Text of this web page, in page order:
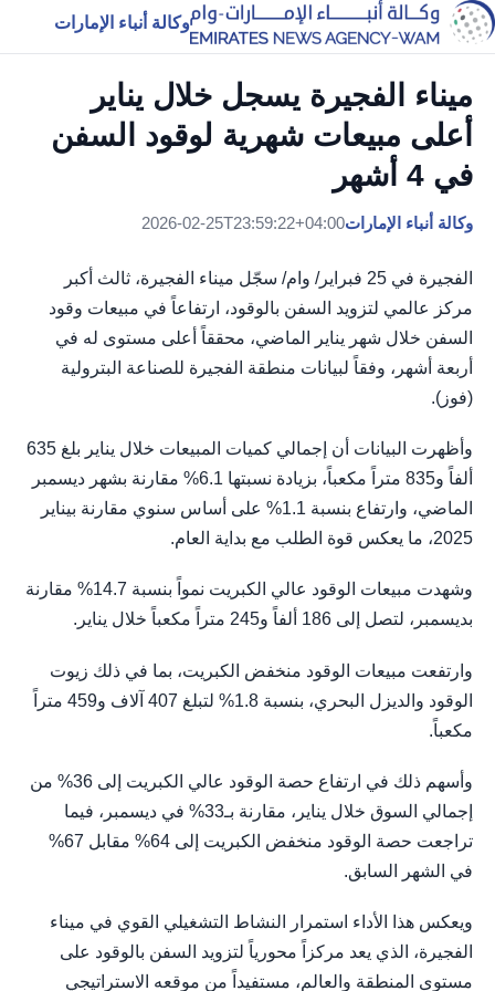
وكالة أنباء الإمارات
ميناء الفجيرة يسجل خلال يناير
أعلى مبيعات شهرية لوقود السفن
في 4 أشهر
وكالة أنباء الإمارات2026-02-25T23:59:22+04:00
الفجيرة في 25 فبراير/ وام/ سجّل ميناء الفجيرة، ثالث أكبر
مركز عالمي لتزويد السفن بالوقود، ارتفاعاً في مبيعات وقود
السفن خلال شهر يناير الماضي، محققاً أعلى مستوى له في
أربعة أشهر، وفقاً لبيانات منطقة الفجيرة للصناعة البترولية
(فوز).
وأظهرت البيانات أن إجمالي كميات المبيعات خلال يناير بلغ 635
ألفاً و835 متراً مكعباً، بزيادة نسبتها 6.1% مقارنة بشهر ديسمبر
الماضي، وارتفاع بنسبة 1.1% على أساس سنوي مقارنة بيناير
2025، ما يعكس قوة الطلب مع بداية العام.
وشهدت مبيعات الوقود عالي الكبريت نمواً بنسبة 14.7% مقارنة
بديسمبر، لتصل إلى 186 ألفاً و245 متراً مكعباً خلال يناير.
وارتفعت مبيعات الوقود منخفض الكبريت، بما في ذلك زيوت
الوقود والديزل البحري، بنسبة 1.8% لتبلغ 407 آلاف و459 متراً
مكعباً.
وأسهم ذلك في ارتفاع حصة الوقود عالي الكبريت إلى 36% من
إجمالي السوق خلال يناير، مقارنة بـ33% في ديسمبر، فيما
تراجعت حصة الوقود منخفض الكبريت إلى 64% مقابل 67%
في الشهر السابق.
ويعكس هذا الأداء استمرار النشاط التشغيلي القوي في ميناء
الفجيرة، الذي يعد مركزاً محورياً لتزويد السفن بالوقود على
مستوى المنطقة والعالم، مستفيداً من موقعه الاستراتيجي